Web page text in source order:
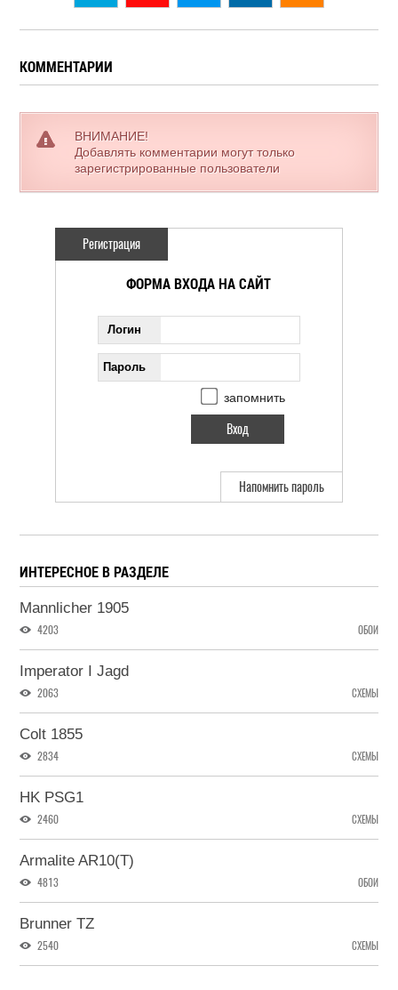
КОММЕНТАРИИ
ВНИМАНИЕ!
Добавлять комментарии могут только
зарегистрированные пользователи
Регистрация
ФОРМА ВХОДА НА САЙТ
Логин
Пароль
запомнить
Напомнить пароль
ИНТЕРЕСНОЕ В РАЗДЕЛЕ
Mannlicher 1905
4203 ОБОИ
Imperator I Jagd
2063 СХЕМЫ
Colt 1855
2834 СХЕМЫ
HK PSG1
2460 СХЕМЫ
Armalite AR10(T)
4813 ОБОИ
Brunner TZ
2540 СХЕМЫ